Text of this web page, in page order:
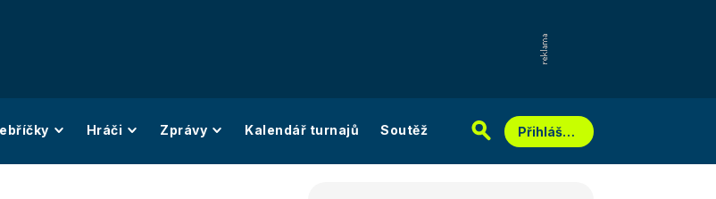
Hráči Zprávy Kalendář turnajů Soutěž Přihlášení